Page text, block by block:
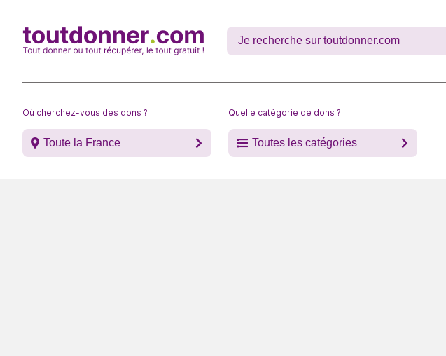
Où cherchez-vous des dons ?
Toute la France
Quelle catégorie de dons ?
Toutes les catégories